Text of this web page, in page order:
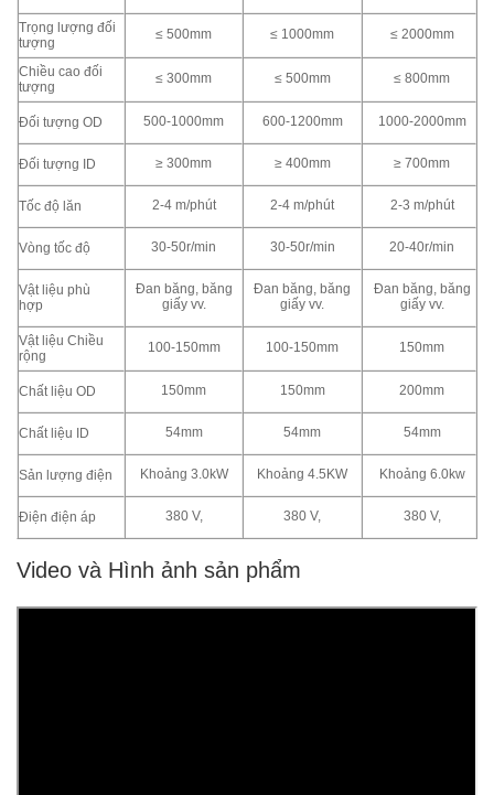
Trọng lượng đối
tượng
≤ 500mm ≤ 1000mm ≤ 2000mm
Chiều cao đối
tượng
≤ 300mm ≤ 500mm ≤ 800mm
Đối tượng OD 500-1000mm 600-1200mm 1000-2000mm
Đối tượng ID ≥ 300mm ≥ 400mm ≥ 700mm
Tốc độ lăn 2-4 m/phút 2-4 m/phút 2-3 m/phút
Vòng tốc độ 30-50r/min 30-50r/min 20-40r/min
Vật liệu phù
hợp
Đan băng, băng
giấy vv.
Đan băng, băng
giấy vv.
Đan băng, băng
giấy vv.
Vật liệu Chiều
rộng
100-150mm 100-150mm 150mm
Chất liệu OD 150mm 150mm 200mm
Chất liệu ID 54mm 54mm 54mm
Sản lượng điện Khoảng 3.0kW Khoảng 4.5KW Khoảng 6.0kw
Điện điện áp 380 V, 380 V, 380 V,
Video và Hình ảnh sản phẩm